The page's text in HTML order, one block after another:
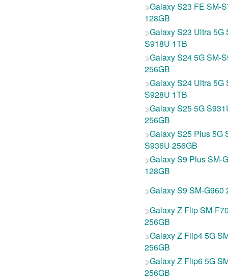
Galaxy S23 FE SM-
128GB
Galaxy S23 Ultra 5G
S918U 1TB
Galaxy S24 5G SM-
256GB
Galaxy S24 Ultra 5G
S928U 1TB
Galaxy S25 5G
256GB
Galaxy S25 Plus 5G
S936U 256GB
Galaxy S9 Plus SM-
128GB
Galaxy S9 SM-G960
Galaxy Z Flip SM-
256GB
Galaxy Z Flip4 5G
256GB
Galaxy Z Flip6 5G
256GB